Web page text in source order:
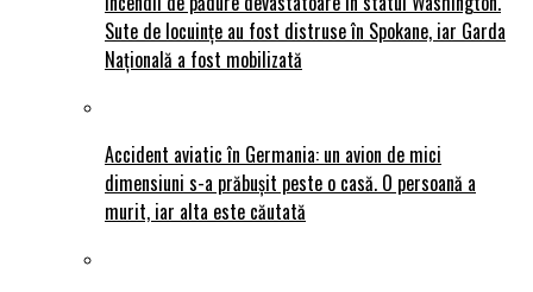
Sute de locuințe au fost distruse în Spokane, iar Garda
Națională a fost mobilizată
Accident aviatic în Germania: un avion de mici
dimensiuni s-a prăbușit peste o casă. O persoană a
murit, iar alta este căutată